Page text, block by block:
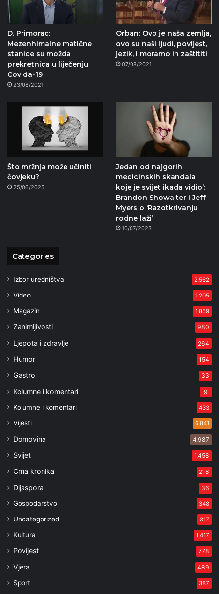
D. Primorac:
Mezenhimalne matične
stanice su možda
prekretnica u liječenju
Covida-19
23/08/2021
Orban: Ovo je naša zemlja,
ovo su naši ljudi, povijest,
jezik, i moramo ih zaštititi
07/08/2021
Što mržnja može učiniti
čovjeku?
25/06/2025
Jedan od najgorih
medicinskih skandala
koje je svijet ikada vidio’:
Brandon Showalter i Jeff
Myers o ‘Razotkrivanju
rodne laži’
10/07/2023
Categories
Izbor uredništva 2.562
Video 1.205
Magazin 1.859
Zanimljivosti 980
Ljepota i zdravlje 264
Humor 154
Gastro 33
Kolumne i komentari 9
Kolumne i komentari 433
Vijesti 6.841
Domovina 4.987
Svijet 1.458
Crna kronika 218
Dijaspora 36
Gospodarstvo 348
Uncategorized 317
Kultura 1.417
Povijest 778
Vjera 489
Sport 387